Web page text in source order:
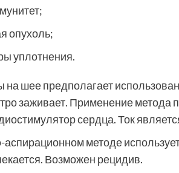
опухоль;
уплотнения.
шее предполагает
заживает. Применение метода
сердца. Ток
методе
Возможен рецидив.